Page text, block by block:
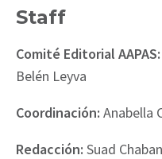
Staff
Comité Editorial AAPAS:
Belén Leyva
Coordinación: Anabella
Redacción: Suad